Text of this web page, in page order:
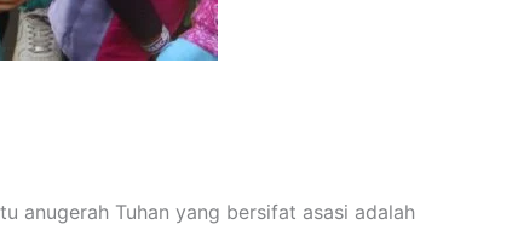
anugerah Tuhan yang bersifat asasi adalah